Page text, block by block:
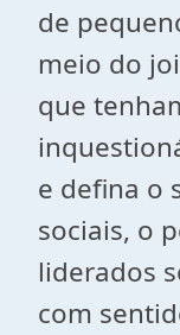
de
meio do
que
e defina o
sociais, o
liderados
com